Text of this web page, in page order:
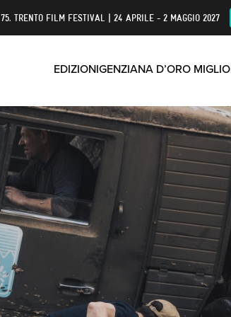
75. TRENTO FILM FESTIVAL | 24 APRILE - 2 MAGGIO 2027
EDIZIONIGENZIANA D’ORO